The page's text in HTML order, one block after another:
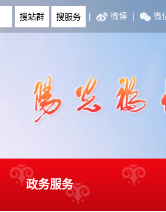
| 微博 | 微
政务服务